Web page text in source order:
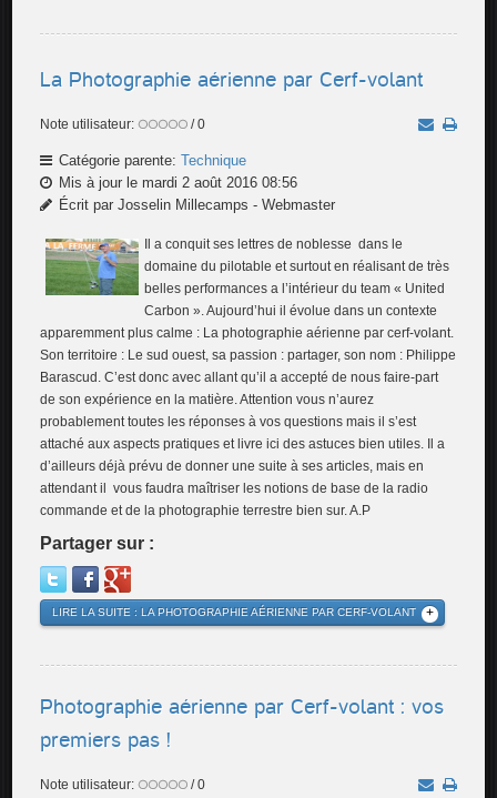
La Photographie aérienne par Cerf-volant
Note utilisateur: / 0
Catégorie parente:Technique
Mis à jour le mardi 2 août 2016 08:56
Écrit par Josselin Millecamps - Webmaster
Il a conquit ses lettres de noblesse dans le
domaine du pilotable et surtout en réalisant de très
belles performances a l’intérieur du team « United
Carbon ». Aujourd’hui il évolue dans un contexte
apparemment plus calme : La photographie aérienne par cerf-volant.
Son territoire : Le sud ouest, sa passion : partager, son nom : Philippe
Barascud. C’est donc avec allant qu’il a accepté de nous faire-part
de son expérience en la matière. Attention vous n’aurez
probablement toutes les réponses à vos questions mais il s’est
attaché aux aspects pratiques et livre ici des astuces bien utiles. Il a
d’ailleurs déjà prévu de donner une suite à ses articles, mais en
attendant il vous faudra maîtriser les notions de base de la radio
commande et de la photographie terrestre bien sur. A.P
Partager sur :
LIRE LA SUITE : LA PHOTOGRAPHIE AÉRIENNE PAR CERF-VOLANT
Photographie aérienne par Cerf-volant : vos
premiers pas !
Note utilisateur: / 0